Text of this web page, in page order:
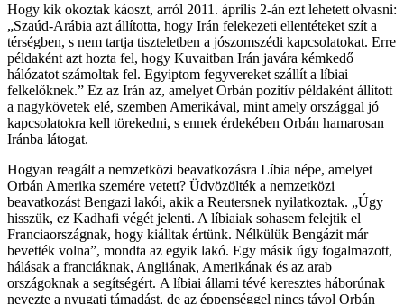
Hogy kik okoztak káoszt, arról 2011. április 2-án ezt lehetett olvasni:
„Szaúd-Arábia azt állította, hogy Irán felekezeti ellentéteket szít a
térségben, s nem tartja tiszteletben a jószomszédi kapcsolatokat. Erre
példaként azt hozta fel, hogy Kuvaitban Irán javára kémkedő
hálózatot számoltak fel. Egyiptom fegyvereket szállít a líbiai
felkelőknek.” Ez az Irán az, amelyet Orbán pozitív példaként állított
a nagykövetek elé, szemben Amerikával, mint amely országgal jó
kapcsolatokra kell törekedni, s ennek érdekében Orbán hamarosan
Iránba látogat.
Hogyan reagált a nemzetközi beavatkozásra Líbia népe, amelyet
Orbán Amerika szemére vetett? Üdvözölték a nemzetközi
beavatkozást Bengazi lakói, akik a Reutersnek nyilatkoztak. „Úgy
hisszük, ez Kadhafi végét jelenti. A líbiaiak sohasem felejtik el
Franciaországnak, hogy kiálltak értünk. Nélkülük Bengázit már
bevették volna”, mondta az egyik lakó. Egy másik úgy fogalmazott,
hálásak a franciáknak, Angliának, Amerikának és az arab
országoknak a segítségért. A líbiai állami tévé keresztes háborúnak
nevezte a nyugati támadást, de az éppenséggel nincs távol Orbán